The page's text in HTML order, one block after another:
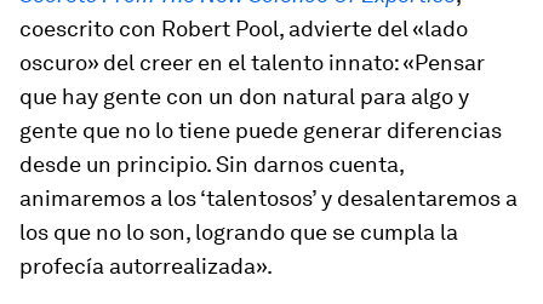
coescrito con Robert Pool, advierte del «lado
oscuro» del creer en el talento innato: «Pensar
que hay gente con un don natural para algo y
gente que no lo tiene puede generar diferencias
desde un principio. Sin darnos cuenta,
animaremos a los ‘talentosos’ y desalentaremos a
los que no lo son, logrando que se cumpla la
profecía autorrealizada».